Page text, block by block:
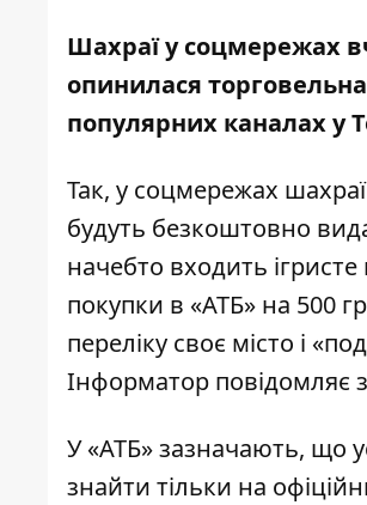
Шахраї у соцмережах
опинилася
популярних каналах у
Так, у соцмережах
будуть безкоштовно
начебто входить
покупки в «АТБ» на 500
переліку своє місто і
Інформатор повідомляє
У «АТБ» зазначають, що
знайти тільки на